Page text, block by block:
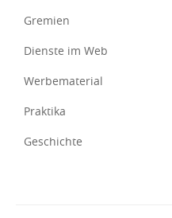
Gremien
Dienste im Web
Werbematerial
Praktika
Geschichte